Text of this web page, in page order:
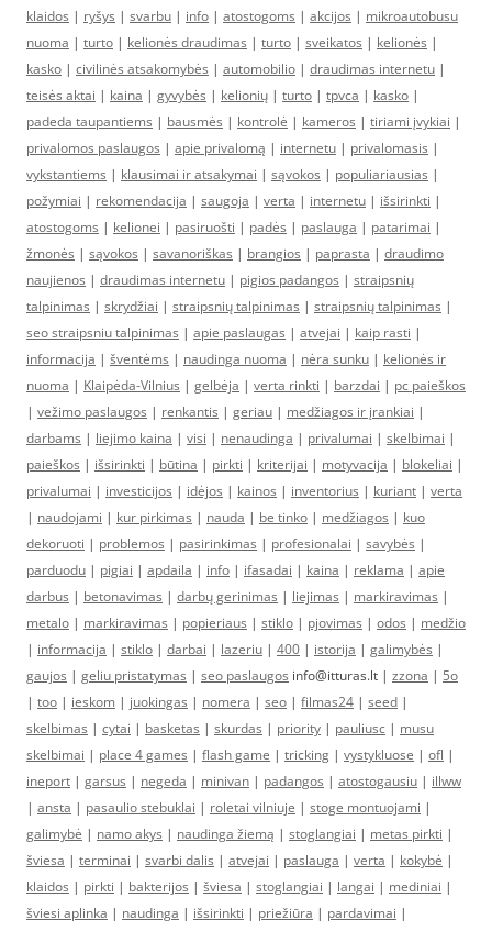
klaidos | ryšys | svarbu | info | atostogoms | akcijos | mikroautobusu
nuoma | turto | kelionės draudimas | turto | sveikatos | kelionės |
kasko | civilinės atsakomybės | automobilio | draudimas internetu |
teisės aktai | kaina | gyvybės | kelionių | turto | tpvca | kasko |
padeda taupantiems | bausmės | kontrolė | kameros | tiriami įvykiai |
privalomos paslaugos | apie privalomą | internetu | privalomasis |
vykstantiems | klausimai ir atsakymai | sąvokos | populiariausias |
požymiai | rekomendacija | saugoja | verta | internetu | išsirinkti |
atostogoms | kelionei | pasiruošti | padės | paslauga | patarimai |
žmonės | sąvokos | savanoriškas | brangios | paprasta | draudimo
naujienos | draudimas internetu | pigios padangos | straipsnių
talpinimas | skrydžiai | straipsnių talpinimas | straipsnių talpinimas |
seo straipsniu talpinimas | apie paslaugas | atvejai | kaip rasti |
informacija | šventėms | naudinga nuoma | nėra sunku | kelionės ir
nuoma | Klaipėda-Vilnius | gelbėja | verta rinkti | barzdai | pc paieškos
| vežimo paslaugos | renkantis | geriau | medžiagos ir įrankiai |
darbams | liejimo kaina | visi | nenaudinga | privalumai | skelbimai |
paieškos | išsirinkti | būtina | pirkti | kriterijai | motyvacija | blokeliai |
privalumai | investicijos | idėjos | kainos | inventorius | kuriant | verta
| naudojami | kur pirkimas | nauda | be tinko | medžiagos | kuo
dekoruoti | problemos | pasirinkimas | profesionalai | savybės |
parduodu | pigiai | apdaila | info | ifasadai | kaina | reklama | apie
darbus | betonavimas | darbų gerinimas | liejimas | markiravimas |
metalo | markiravimas | popieriaus | stiklo | pjovimas | odos | medžio
| informacija | stiklo | darbai | lazeriu | 400 | istorija | galimybės |
gaujos | geliu pristatymas | seo paslaugos info@itturas.lt | zzona | 5o
| too | ieskom | juokingas | nomera | seo | filmas24 | seed |
skelbimas | cytai | basketas | skurdas | priority | pauliusc | musu
skelbimai | place 4 games | flash game | tricking | vystykluose | ofl |
ineport | garsus | negeda | minivan | padangos | atostogausiu | illww
| ansta | pasaulio stebuklai | roletai vilniuje | stoge montuojami |
galimybė | namo akys | naudinga žiemą | stoglangiai | metas pirkti |
šviesa | terminai | svarbi dalis | atvejai | paslauga | verta | kokybė |
klaidos | pirkti | bakterijos | šviesa | stoglangiai | langai | mediniai |
šviesi aplinka | naudinga | išsirinkti | priežiūra | pardavimai |